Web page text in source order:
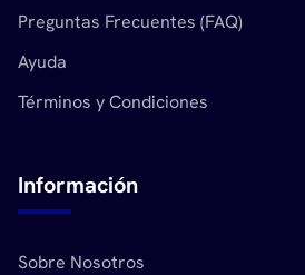
Preguntas Frecuentes (FAQ)
Ayuda
Términos y Condiciones
Información
Sobre Nosotros